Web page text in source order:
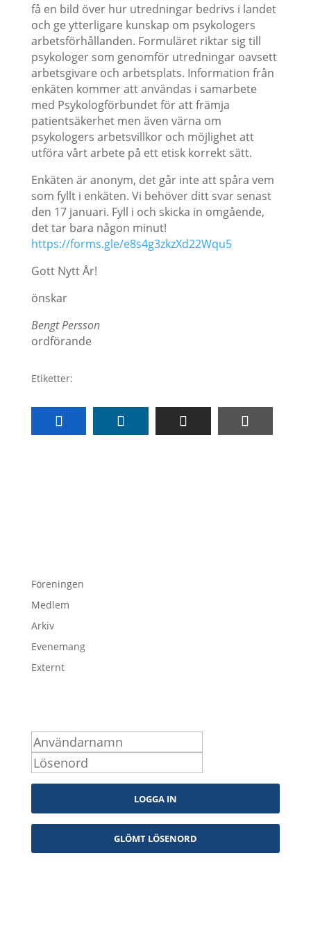
få en bild över hur utredningar bedrivs i landet
och ge ytterligare kunskap om psykologers
arbetsförhållanden. Formuläret riktar sig till
psykologer som genomför utredningar oavsett
arbetsgivare och arbetsplats. Information från
enkäten kommer att användas i samarbete
med Psykologförbundet för att främja
patientsäkerhet men även värna om
psykologers arbetsvillkor och möjlighet att
utföra vårt arbete på ett etisk korrekt sätt.
Enkäten är anonym, det går inte att spåra vem
som fyllt i enkäten. Vi behöver ditt svar senast
den 17 januari. Fyll i och skicka in omgående,
det tar bara någon minut!
https://forms.gle/e8s4g3zkzXd22Wqu5
Gott Nytt År!
önskar
Bengt Persson
ordförande
Etiketter:
Föreningen
Medlem
Arkiv
Evenemang
Externt